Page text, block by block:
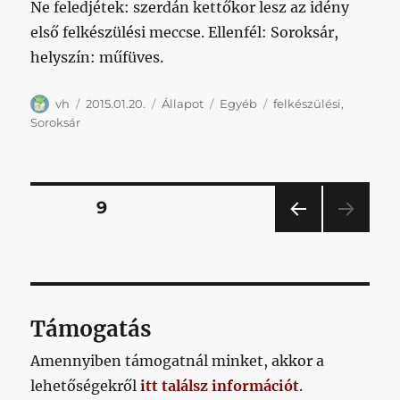
délpesti
derby
katlanból
Ne feledjétek: szerdán kettőkor lesz az idény
első felkészülési meccse. Ellenfél: Soroksár,
helyszín: műfüves.
Szerző
vh Közzétéve
2015.01.20. Forma
Állapot Kategória
Egyéb Címke
felkészülési,
Soroksár
Bejegyzések
AL
OLDAL9
Támogatás
Amennyiben támogatnál minket, akkor a
lehetőségekrőlitt találsz információt.